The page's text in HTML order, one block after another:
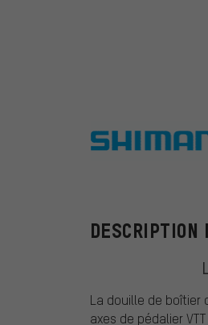
DESCRIPTION
La douille de boîtier
axes de pédalier